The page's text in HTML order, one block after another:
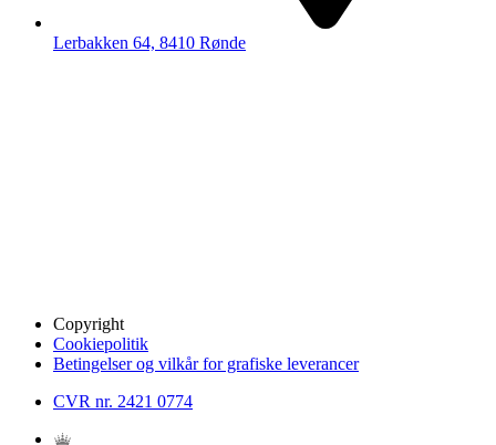
Lerbakken 64, 8410 Rønde
Copyright
Cookiepolitik
Betingelser og vilkår for grafiske leverancer
CVR nr. 2421 0774